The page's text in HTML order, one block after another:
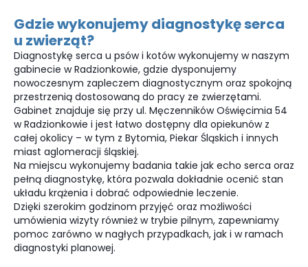
Gdzie wykonujemy diagnostykę serca
u zwierząt?
Diagnostykę serca u psów i kotów wykonujemy w naszym
gabinecie w Radzionkowie, gdzie dysponujemy
nowoczesnym zapleczem diagnostycznym oraz spokojną
przestrzenią dostosowaną do pracy ze zwierzętami.
Gabinet znajduje się przy ul. Męczenników Oświęcimia 54
w Radzionkowie i jest łatwo dostępny dla opiekunów z
całej okolicy – w tym z Bytomia, Piekar Śląskich i innych
miast aglomeracji śląskiej.
Na miejscu wykonujemy badania takie jak echo serca oraz
pełną diagnostykę, która pozwala dokładnie ocenić stan
układu krążenia i dobrać odpowiednie leczenie.
Dzięki szerokim godzinom przyjęć oraz możliwości
umówienia wizyty również w trybie pilnym, zapewniamy
pomoc zarówno w nagłych przypadkach, jak i w ramach
diagnostyki planowej.